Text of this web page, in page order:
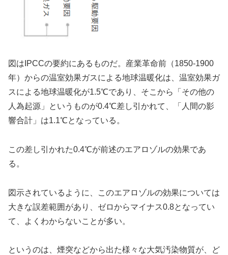
図はIPCCの要約にあるものだ。産業革命前（1850-1900
年）からの温室効果ガスによる地球温暖化は、温室効果ガ
スによる地球温暖化が1.5℃であり、そこから「その他の
人為起源」というものが0.4℃差し引かれて、「人間の影
響合計」は1.1℃となっている。
この差し引かれた0.4℃が前述のエアロゾルの効果であ
る。
図示されているように、このエアロゾルの効果については
大きな誤差範囲があり、ゼロからマイナス0.8となってい
て、よくわからないことが多い。
というのは、煙突などから出た様々な大気汚染物質が、ど